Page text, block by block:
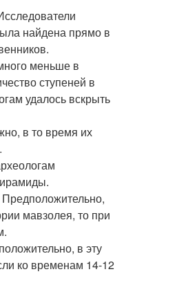
найдена прямо в
меньше в
ступеней в
удалось вскрыть
в то время их
Предположительно,
мавзолея, то при
в эту
ко временам 14-12